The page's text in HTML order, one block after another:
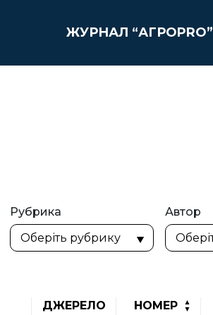
ЖУРНАЛ “АГРОPRO”
Рубрика Автор
ДЖЕРЕЛО НОМЕР